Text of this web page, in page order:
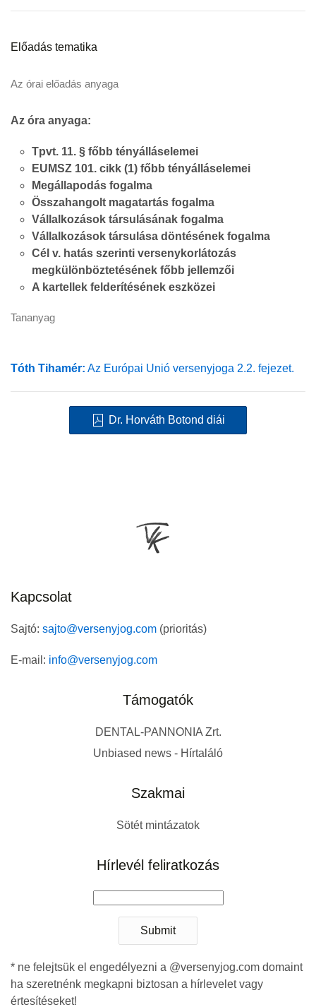
Előadás tematika
Az órai előadás anyaga
Az óra anyaga:
Tpvt. 11. § főbb tényálláselemei
EUMSZ 101. cikk (1) főbb tényálláselemei
Megállapodás fogalma
Összahangolt magatartás fogalma
Vállalkozások társulásának fogalma
Vállalkozások társulása döntésének fogalma
Cél v. hatás szerinti versenykorlátozás
megkülönböztetésének főbb jellemzői
A kartellek felderítésének eszközei
Tananyag
Tóth Tihamér: Az Európai Unió versenyjoga 2.2. fejezet.
Dr. Horváth Botond diái
Kapcsolat
Sajtó: sajto@versenyjog.com (prioritás)
E-mail: info@versenyjog.com
Támogatók
DENTAL-PANNONIA Zrt.
Unbiased news - Hírtaláló
Szakmai
Sötét mintázatok
Hírlevél feliratkozás
Submit
* ne felejtsük el engedélyezni a @versenyjog.com domaint
ha szeretnénk megkapni biztosan a hírlevelet vagy
értesítéseket!